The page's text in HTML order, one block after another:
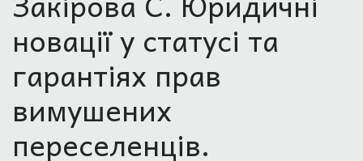
новації у статусі та
гарантіях прав
вимушених
переселенців.